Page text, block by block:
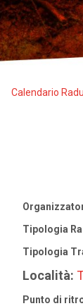
Calendario
Tipologia
Tipologia
Località:
Punto di